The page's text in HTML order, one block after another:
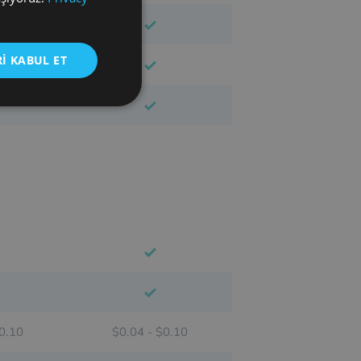
$0.04 - $0.10
SPANISH
KABUL ET